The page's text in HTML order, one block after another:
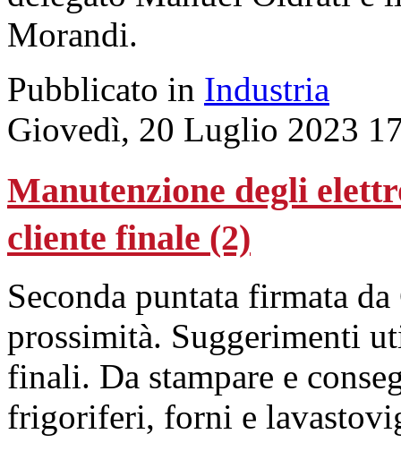
Morandi.
Pubblicato in Industria
Giovedì, 20 Luglio 2023
Manutenzione degli
cliente finale (2)
Seconda puntata firmata
prossimità. Suggerimenti
finali. Da stampare e
frigoriferi, forni e